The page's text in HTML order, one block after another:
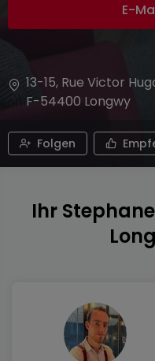
E-
13-15, Rue Victor
F-54400 Longwy
Folgen
Ihr